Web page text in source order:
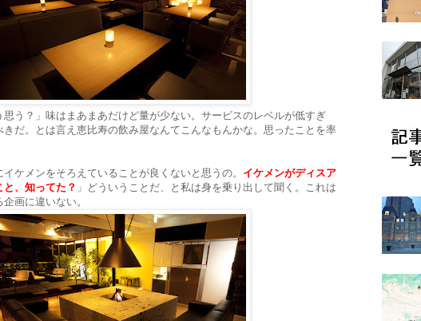
思う？」味はまあまあだけど量が少ない。サービスのレベルが低すぎ
きだ。とは言え恵比寿の飲み屋なんてこんなもんかな。思ったことを率
イケメンをそろえていることが良くないと思うの。 イケメンがディスア
と、知ってた？ 」どういうことだ、と私は身を乗り出して聞く。これは
画に違いない。